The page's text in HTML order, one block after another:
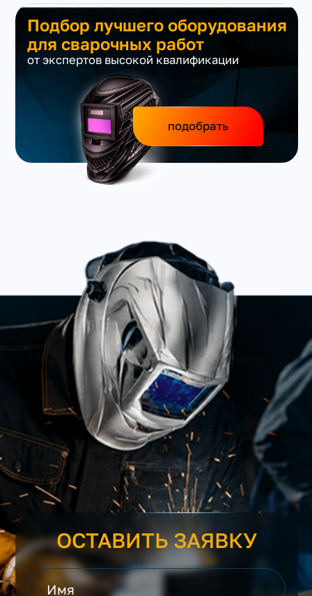
Подбор лучшего оборудования
для сварочных работ
от экспертов высокой квалификации
подобрать
ОСТАВИТЬ ЗАЯВКУ